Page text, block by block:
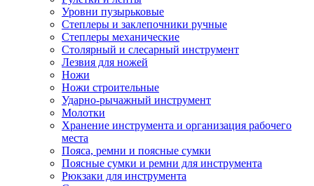
Уровни пузырьковые
Степлеры и заклепочники ручные
Степлеры механические
Столярный и слесарный инструмент
Лезвия для ножей
Ножи
Ножи строительные
Ударно-рычажный инструмент
Молотки
Хранение инструмента и организация рабочего
места
Пояса, ремни и поясные сумки
Поясные сумки и ремни для инструмента
Рюкзаки для инструмента